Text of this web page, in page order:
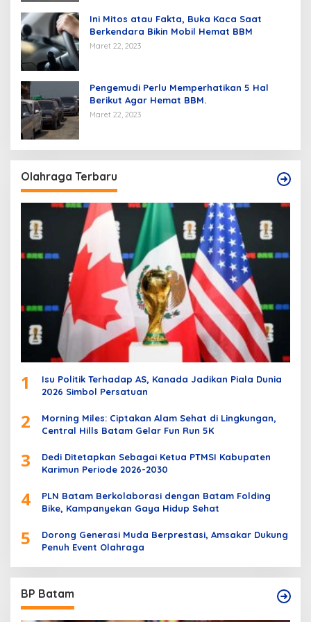
Ini Mitos atau Fakta, Buka Kaca Saat
Berkendara Bikin Mobil Hemat BBM
Maret 22, 2023
Pengemudi Perlu Memperhatikan 5 Hal
Berikut Agar Hemat BBM.
Maret 22, 2023
Olahraga Terbaru
1
Isu Politik Terhadap AS, Kanada Jadikan Piala Dunia
2026 Simbol Persatuan
2
Morning Miles: Ciptakan Alam Sehat di Lingkungan,
Central Hills Batam Gelar Fun Run 5K
3
Dedi Ditetapkan Sebagai Ketua PTMSI Kabupaten
Karimun Periode 2026-2030
4
PLN Batam Berkolaborasi dengan Batam Folding
Bike, Kampanyekan Gaya Hidup Sehat
5
Dorong Generasi Muda Berprestasi, Amsakar Dukung
Penuh Event Olahraga
BP Batam